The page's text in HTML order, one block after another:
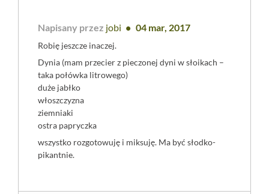
Napisany przez jobi 04 mar, 2017
Robię jeszcze inaczej.
Dynia (mam przecier z pieczonej dyni w słoikach –
taka połówka litrowego)
duże jabłko
włoszczyzna
ziemniaki
ostra papryczka
wszystko rozgotowuję i miksuję. Ma być słodko-
pikantnie.